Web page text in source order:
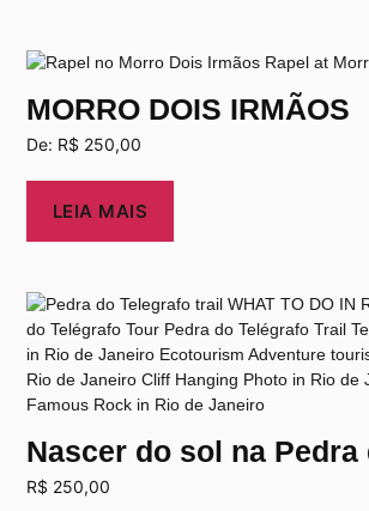
MORRO DOIS IRMÃOS
De: R$ 250,00
LEIA MAIS
Nascer do sol na Pedra
R$ 250,00